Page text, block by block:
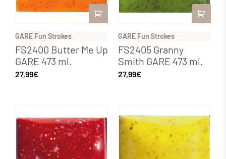
GARE Fun Strokes
FS2400 Butter Me Up
GARE 473 ml.
27,99€
GARE Fun Strokes
FS2405 Granny
Smith GARE 473 ml.
27,99€